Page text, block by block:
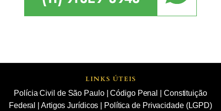
LINKS ÚTEIS
Polícia Civil de São Paulo|Código Penal
Constituição
Federal
Artigos Jurídicos
Política de Privacidade (LGPD)